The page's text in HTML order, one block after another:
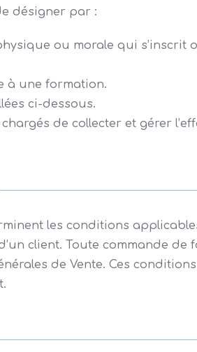
désigner par :
ou morale qui s’inscrit
à une formation.
ci-dessous.
de collecter et gérer
les conditions
client. Toute commande
de Vente. Ces